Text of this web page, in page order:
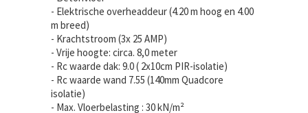
- Elektrische overheaddeur (4.20 m hoog en 4.00
m breed)
- Krachtstroom (3x 25 AMP)
- Vrije hoogte: circa. 8,0 meter
- Rc waarde dak: 9.0 ( 2x10cm PIR-isolatie)
- Rc waarde wand 7.55 (140mm Quadcore
isolatie)
- Max. Vloerbelasting : 30 kN/m²